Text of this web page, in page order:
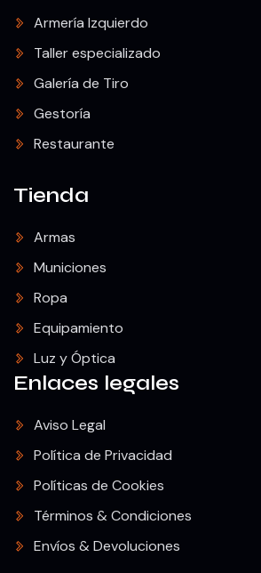
Armería Izquierdo
Taller especializado
Galería de Tiro
Gestoría
Restaurante
Tienda
Armas
Municiones
Ropa
Equipamiento
Luz y Óptica
Enlaces legales
Aviso Legal
Política de Privacidad
Políticas de Cookies
Términos & Condiciones
Envíos & Devoluciones